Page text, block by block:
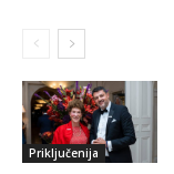
Priključenija